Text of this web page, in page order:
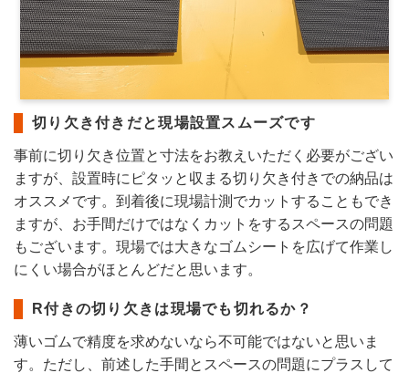
切り欠き付きだと現場設置スムーズです
事前に切り欠き位置と寸法をお教えいただく必要がござい
ますが、設置時にピタッと収まる切り欠き付きでの納品は
オススメです。到着後に現場計測でカットすることもでき
ますが、お手間だけではなくカットをするスペースの問題
もございます。現場では大きなゴムシートを広げて作業し
にくい場合がほとんどだと思います。
R付きの切り欠きは現場でも切れるか？
薄いゴムで精度を求めないなら不可能ではないと思いま
す。ただし、前述した手間とスペースの問題にプラスして